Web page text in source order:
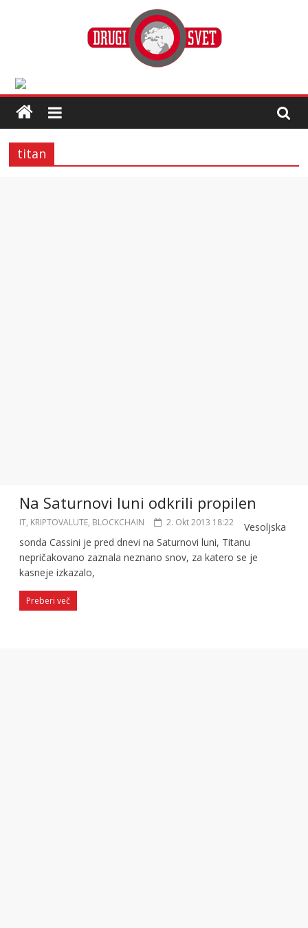
titan
Na Saturnovi luni odkrili propilen
IT, KRIPTOVALUTE, BLOCKCHAIN 2. Okt 2013 18:22
Vesoljska
sonda Cassini je pred dnevi na Saturnovi luni, Titanu
nepričakovano zaznala neznano snov, za katero se je
kasneje izkazalo,
Preberi več